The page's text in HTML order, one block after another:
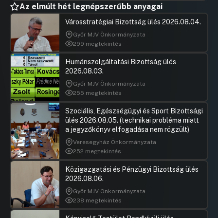
biztosítására az Interreg CENTRAL EUROPE
program 3. prioritásán belül (Együttműködés a
természeti és kulturális örökségvédelem
területén Közép-Európa fenntartható
fejlődésének érdekében)
UGRÁS A NAPIREND ELEJÉRE
Javaslat a Budapesti Gazdasági
Egyetem – Budapest XIV. kerület,
Buzogány utca használatával
kapcsolatos – éves beszámolójának
elfogadására
HozzászólásokUgrás a napirendi pontra
Bihary
Javaslat a 212/2016. (IV. 21.) határozat
módosítására és településrendezési
szerződés megkötésére a Fogarasi Bank
Top Kft.-vel
HozzászólásokUgrás a napirendi pontra
Javaslat a Zuglói
Intézménygazdálkodási Központ alapító
okiratának módosítására
Az elmúlt hét legnépszerűbb anyagai
Városstratégiai Bizottság ülés 2026.08.04.
Győr MJV Önkormányzata
299 megtekintés
Humánszolgáltatási Bizottság ülés
2026.08.03.
Győr MJV Önkormányzata
255 megtekintés
Szociális, Egészségügyi és Sport Bizottsági
ülés 2026.08.05. (technikai probléma miatt
a jegyzőkönyv elfogadása nem rögzült)
Veresegyház Önkormányzata
252 megtekintés
Közigazgatási és Pénzügyi Bizottság ülés
2026.08.06.
Győr MJV Önkormányzata
238 megtekintés